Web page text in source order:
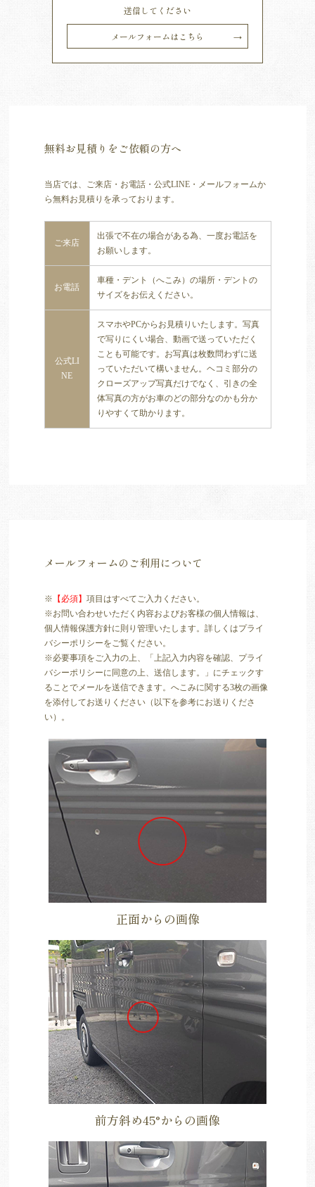
送信してください
メールフォームはこちら
無料お見積りをご依頼の方へ
当店では、ご来店・お電話・公式LINE・メールフォームか
ら無料お見積りを承っております。
ご来店
出張で不在の場合がある為、一度お電話を
お願いします。
お電話
車種・デント（へこみ）の場所・デントの
サイズをお伝えください。
公式LI
NE
スマホやPCからお見積りいたします。写真
で写りにくい場合、動画で送っていただく
ことも可能です。お写真は枚数問わずに送
っていただいて構いません。ヘコミ部分の
クローズアップ写真だけでなく、引きの全
体写真の方がお車のどの部分なのかも分か
りやすくて助かります。
メールフォームのご利用について
※ 【必須】 項目はすべてご入力ください。
※お問い合わせいただく内容およびお客様の個人情報は、
個人情報保護方針に則り管理いたします。詳しくはプライ
バシーポリシーをご覧ください。
※必要事項をご入力の上、「上記入力内容を確認、プライ
バシーポリシーに同意の上、送信します。」にチェックす
ることでメールを送信できます。へこみに関する3枚の画像
を添付してお送りください（以下を参考にお送りくださ
い）。
正面からの画像
前方斜め45°からの画像